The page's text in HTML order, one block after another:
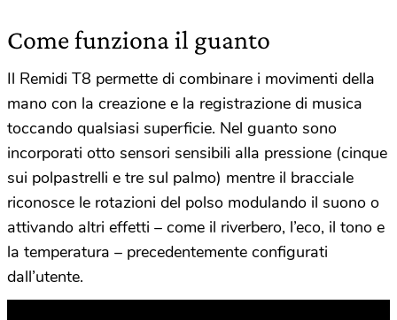
Come funziona il guanto
Il Remidi T8 permette di combinare i movimenti della
mano con la creazione e la registrazione di musica
toccando qualsiasi superficie. Nel guanto sono
incorporati otto sensori sensibili alla pressione (cinque
sui polpastrelli e tre sul palmo) mentre il bracciale
riconosce le rotazioni del polso modulando il suono o
attivando altri effetti – come il riverbero, l’eco, il tono e
la temperatura – precedentemente configurati
dall’utente.